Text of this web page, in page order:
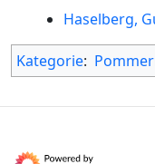
Haselberg,
Kategorie: